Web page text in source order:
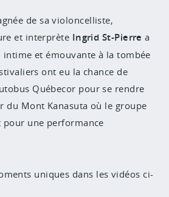
de sa violoncelliste,
et interprète Ingrid St-Pierre a
et émouvante à la tombée
ont eu la chance de
Québecor pour se rendre
du Mont Kanasuta où le groupe
pour une performance
uniques dans les vidéos ci-